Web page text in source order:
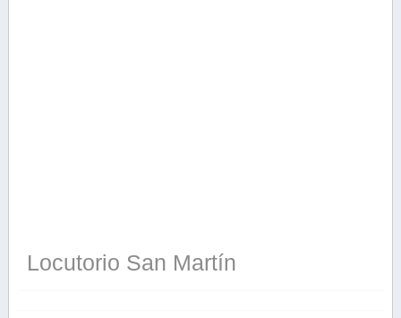
Locutorio San Martín